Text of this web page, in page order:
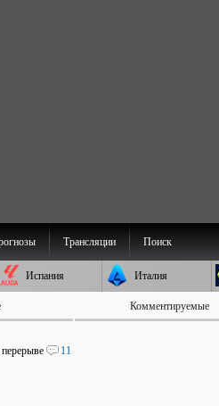
Трансляции Поиск
Испания Италия
Комментируемые
11